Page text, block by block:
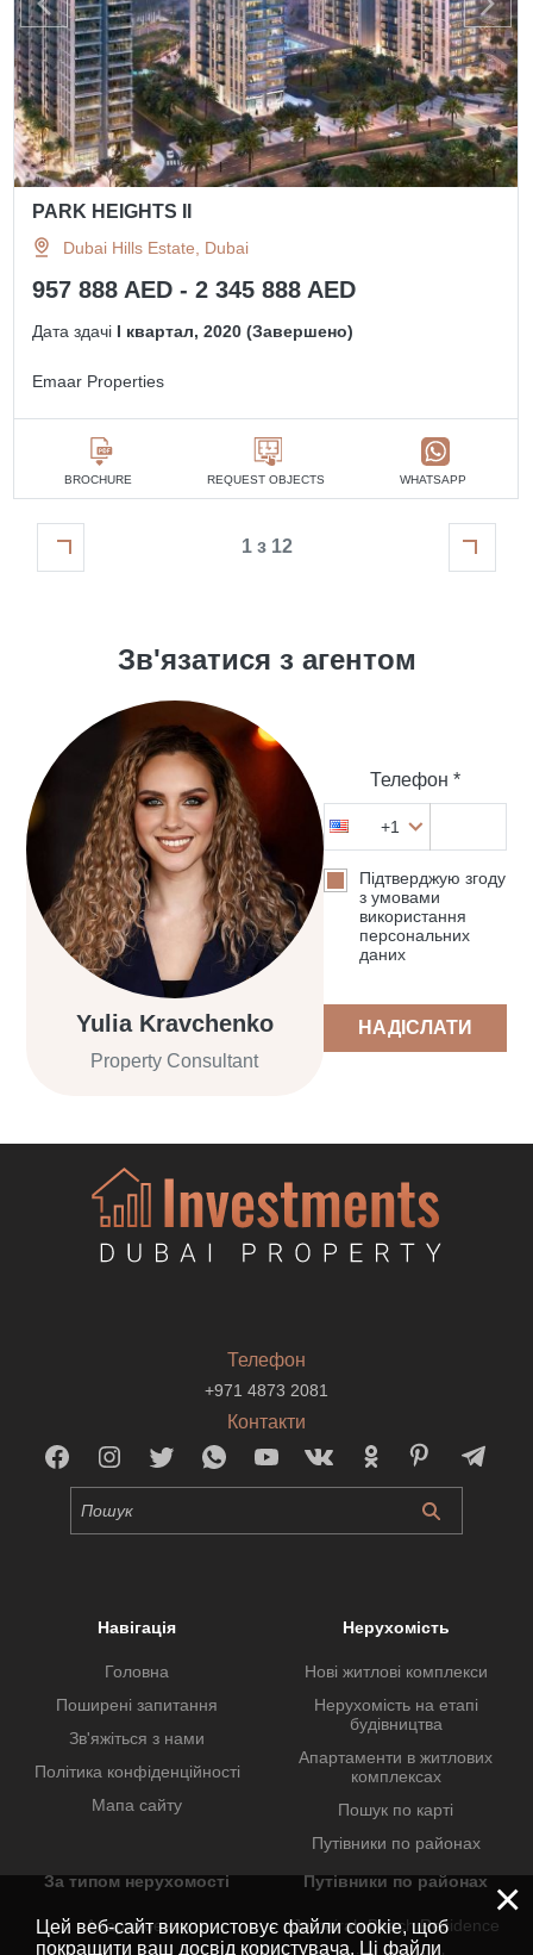
PARK HEIGHTS II
Dubai Hills Estate, Dubai
957 888 AED - 2 345 888 AED
Дата здачі I квартал, 2020 (Завершено)
Emaar Properties
BROCHURE REQUEST OBJECTS WHATSAPP
1 з 12
Зв'язатися з агентом
Yulia Kravchenko
Property Consultant
Телефон *
+1
Підтверджую згоду
з умовами
використання
персональних
даних
НАДІСЛАТИ
Телефон
+971 4873 2081
Контакти
Навігація
Головна
Поширені запитання
Зв'яжіться з нами
Політика конфіденційності
Мапа сайту
Нерухомість
Нові житлові комплекси
Нерухомість на етапі
будівництва
Апартаменти в житлових
комплексах
Пошук по карті
Путівники по районах
За типом нерухомості
Апартаменти
Путівники по районах
Jumeirah Beach Residence×
Цей веб-сайт використовує файли cookie, щоб
покращити ваш досвід користувача. Ці файли